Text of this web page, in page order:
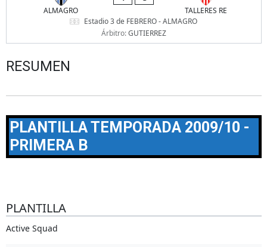
ALMAGRO
TALLERES RE
Estadio 3 de FEBRERO - ALMAGRO
Árbitro:GUTIERREZ
RESUMEN
PLANTILLA TEMPORADA 2009/10 -
PRIMERA B
PLANTILLA
Active Squad